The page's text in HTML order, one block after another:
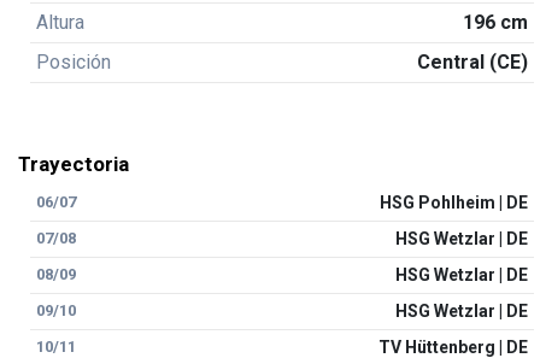
Altura
196 cm
Posición
Central (CE)
Trayectoria
06/07 HSG Pohlheim | DE
07/08 HSG Wetzlar | DE
08/09 HSG Wetzlar | DE
09/10 HSG Wetzlar | DE
10/11 TV Hüttenberg | DE